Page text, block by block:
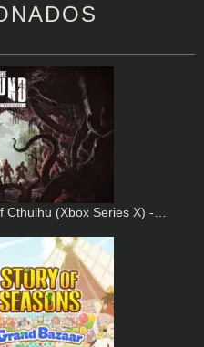
Cthulhu (Xbox Series X) -…